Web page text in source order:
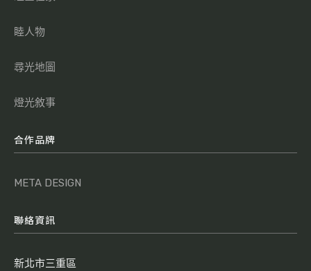
睦人物
尋光地圖
燈光敘事
合作品牌
META DESIGN
聯絡資訊
新北市三重區